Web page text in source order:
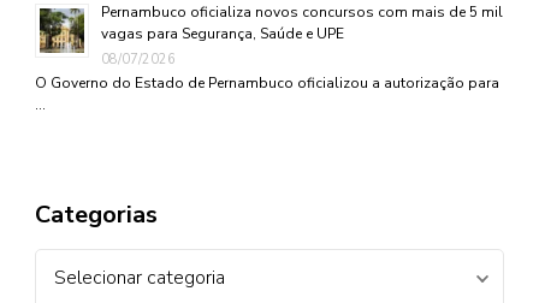
Pernambuco oficializa novos concursos com mais de 5 mil
vagas para Segurança, Saúde e UPE
08/07/2026
O Governo do Estado de Pernambuco oficializou a autorização para
…
Categorias